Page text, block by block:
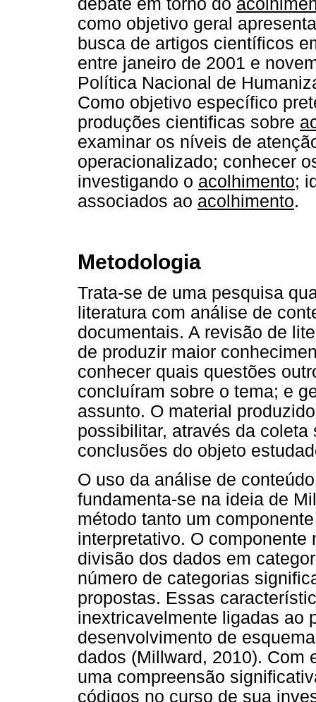
como objetivo geral
busca de artigos científicos
entre janeiro de 2001 e
Política Nacional de
Como objetivo específico
produções cientificas sobre
examinar os níveis de
operacionalizado; conhecer
investigando o acolhimento;
associados ao acolhimento.
Metodologia
Trata-se de uma pesquisa
literatura com análise de
documentais. A revisão de
de produzir maior
conhecer quais questões
concluíram sobre o tema; e
assunto. O material
possibilitar, através da
conclusões do objeto
O uso da análise de
fundamenta-se na ideia de
método tanto um
interpretativo. O
divisão dos dados em
número de categorias
propostas. Essas
inextricavelmente ligadas ao
desenvolvimento de
dados (Millward, 2010). Com
uma compreensão
códigos no curso de sua